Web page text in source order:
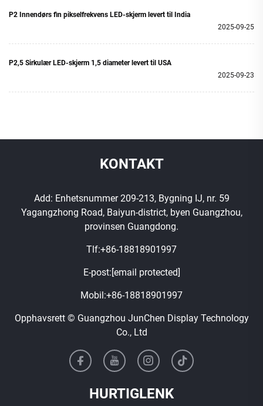
P2 Innendørs fin pikselfrekvens LED-skjerm levert til India
2025-09-25
P2,5 Sirkulær LED-skjerm 1,5 diameter levert til USA
2025-09-23
KONTAKT
Add: Enhetsnummer 209-213, Bygning IJ, nr. 59
Yagangzhong Road, Baiyun-district, byen Guangzhou,
provinsen Guangdong.
Tlf:+86-18818901997
E-post:[email protected]
Mobil:+86-18818901997
Opphavsrett © Guangzhou JunChen Display Technology
Co., Ltd
HURTIGLENK